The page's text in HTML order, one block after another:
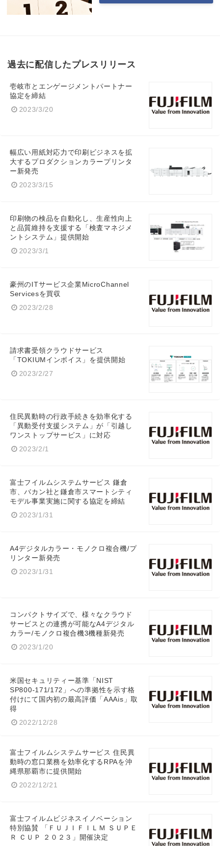
過去に配信したプレスリリース
壱岐市とエンゲージメントパートナー
協定を締結
2023/3/20
幅広い用紙対応力で印刷ビジネスを拡
大するプロダクションカラープリンタ
ー新発売
2023/3/15
印刷物の検品を自動化し、生産性向上
と品質維持を支援する「検査マネジメ
ントシステム」提供開始
2023/3/1
豪州のITサービス企業MicroChannel
Servicesを買収
2023/2/28
請求書受領クラウドサービス
「TOKIUMインボイス」を提供開始
2023/2/27
住民異動時の行政手続きを効率化する
「異動受付支援システム」が「引越し
ワンストップサービス」に対応
2023/2/1
富士フイルムシステムサービス 鎌倉
市、バカン社と鎌倉市スマートシティ
モデル事業実施に関する協定を締結
2023/1/31
A4デジタルカラー・モノクロ複合機/プ
リンター新発売
2023/1/31
コンパクトサイズで、様々なクラウド
サービスとの連携が可能なA4デジタル
カラー/モノクロ複合機3機種新発売
2023/1/20
米国セキュリティー基準「NIST
SP800-171/172」への準拠性を示す格
付けにて国内初の最高評価「AAAis」取
得
2022/12/28
富士フイルムシステムサービス 住民異
動時の窓口業務を効率化するRPAを沖
縄県那覇市に提供開始
2022/12/21
富士フイルムビジネスイノベーション
特別協賛 「ＦＵＪＩＦＩＬＭ ＳＵＰＥ
Ｒ ＣＵＰ ２０２３」開催決定
Japanese